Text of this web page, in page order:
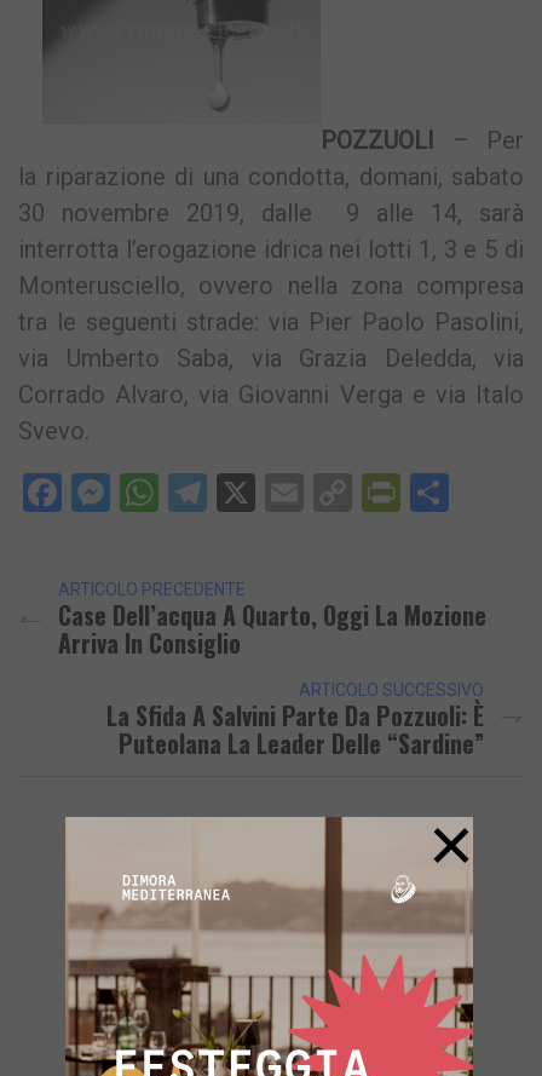
POZZUOLI
– Per
la riparazione di una condotta, domani, sabato
30 novembre 2019, dalle 9 alle 14, sarà
interrotta l’erogazione idrica nei lotti 1, 3 e 5 di
Monterusciello, ovvero nella zona compresa
tra le seguenti strade: via Pier Paolo Pasolini,
via Umberto Saba, via Grazia Deledda, via
Corrado Alvaro, via Giovanni Verga e via Italo
Svevo.
Facebook
Messenger
WhatsApp
Telegram
X EmailCopy
ARTICOLO PRECEDENTE
Case Dell’acqua A Quarto, Oggi La Mozione
Arriva In Consiglio
ARTICOLO SUCCESSIVO
La Sfida A Salvini Parte Da Pozzuoli: È
Puteolana La Leader Delle “sardine”
×